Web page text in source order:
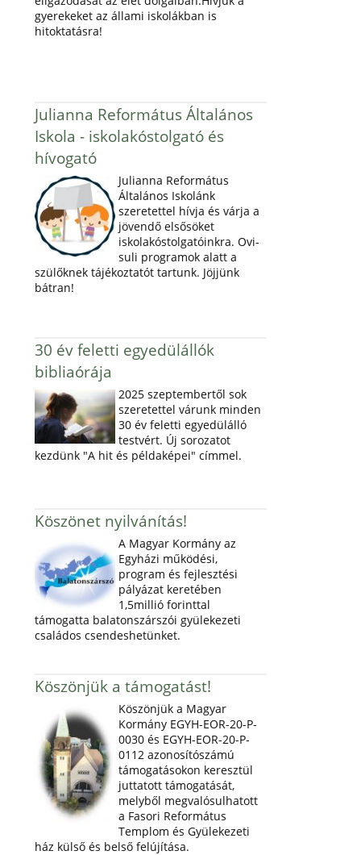
gyerekeket az állami iskolákban is
hitoktatásra!
Julianna Református Általános
Iskola - iskolakóstolgató és
hívogató
Julianna Református
Általános Iskolánk
szeretettel hívja és várja a
jövendő elsősöket
iskolakóstolgatóinkra. Ovi-
suli programok alatt a
szülőknek tájékoztatót tartunk. Jöjjünk
bátran!
30 év feletti egyedülállók
bibliaórája
2025 szeptembertől sok
szeretettel várunk minden
30 év feletti egyedülálló
testvért. Új sorozatot
kezdünk "A hit és példaképei" címmel.
Köszönet nyilvánítás!
A Magyar Kormány az
Egyházi működési,
program és fejlesztési
pályázat keretében
1,5millió forinttal
támogatta balatonszárszói gyülekezeti
családos csendeshetünket.
Köszönjük a támogatást!
Köszönjük a Magyar
Kormány EGYH-EOR-20-P-
0030 és EGYH-EOR-20-P-
0112 azonosítószámú
támogatásokon keresztül
juttatott támogatását,
melyből megvalósulhatott
a Fasori Református
Templom és Gyülekezeti
ház külső és belső felújítása.